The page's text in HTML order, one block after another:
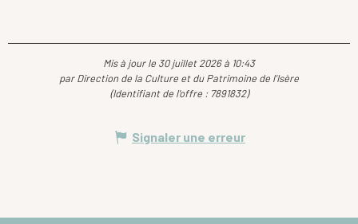
Mis à jour le 30 juillet 2026 à 10:43
par Direction de la Culture et du Patrimoine de l'Isère
(Identifiant de l'offre : 7891832)
Signaler une erreur